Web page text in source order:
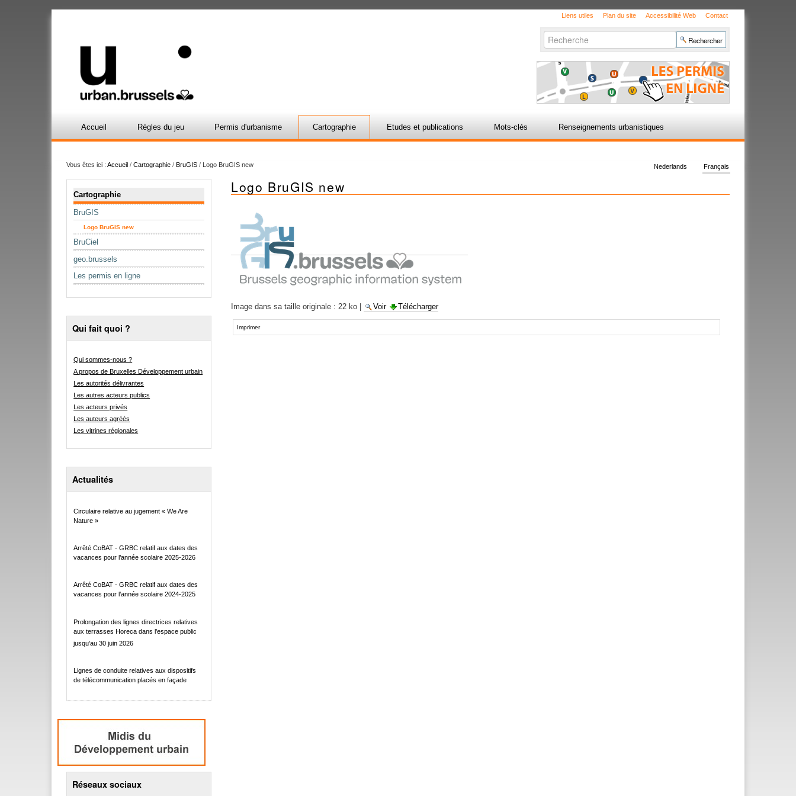
Liens utiles Plan du site Accessibilité Web Contact
Chercher par
avancée…
Accueil Règles du jeu Permis d'urbanisme Cartographie Etudes et publications Mots-clés Renseignements urbanistiques
Vous êtes ici : Accueil / Cartographie / BruGIS / Logo BruGIS new Français
Nederlands
Cartographie
BruGIS
Logo BruGIS new
BruCiel
geo.brussels
Les permis en ligne
Qui fait quoi ?
Qui sommes-nous ?
A propos de Bruxelles Développement urbain
Les autorités délivrantes
Les autres acteurs publics
Les acteurs privés
Les auteurs agréés
Les vitrines régionales
Actualités
Circulaire relative au jugement « We Are
Nature »
Arrêté CoBAT - GRBC relatif aux dates des
vacances pour l’année scolaire 2025-2026
Arrêté CoBAT - GRBC relatif aux dates des
vacances pour l’année scolaire 2024-2025
Prolongation des lignes directrices relatives
aux terrasses Horeca dans l’espace public
jusqu’au 30 juin 2026
Lignes de conduite relatives aux dispositifs
de télécommunication placés en façade
Réseaux sociaux
Logo BruGIS new
Image dans sa taille originale : 22 ko | Voir
Télécharger
surImprimer